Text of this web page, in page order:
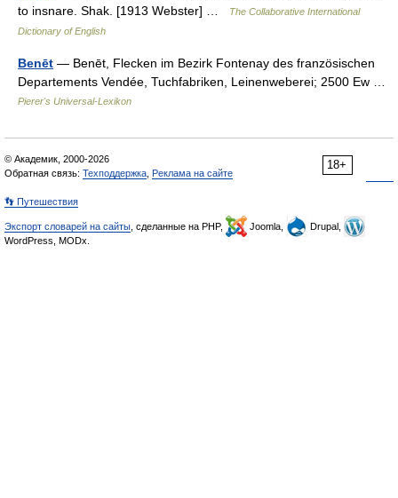
to insnare. Shak. [1913 Webster] …
The Collaborative International
Dictionary of English
Benēt — Benēt, Flecken im Bezirk Fontenay des französischen
Departements Vendée, Tuchfabriken, Leinenweberei; 2500 Ew …
Pierer's Universal-Lexikon
18+
© Академик, 2000-2026
Обратная связь: Техподдержка Реклама на сайте
👣 Путешествия
Экспорт словарей на сайты , сделанные на PHP, Joomla,
Drupal,
WordPress, MODx.